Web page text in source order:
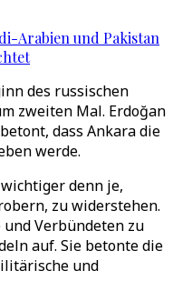
Arabien und Pakistan
des russischen
zweiten Mal. Erdoğan
dass Ankara die
werde.
denn je,
zu widerstehen.
und Verbündeten zu
auf. Sie betonte die
und